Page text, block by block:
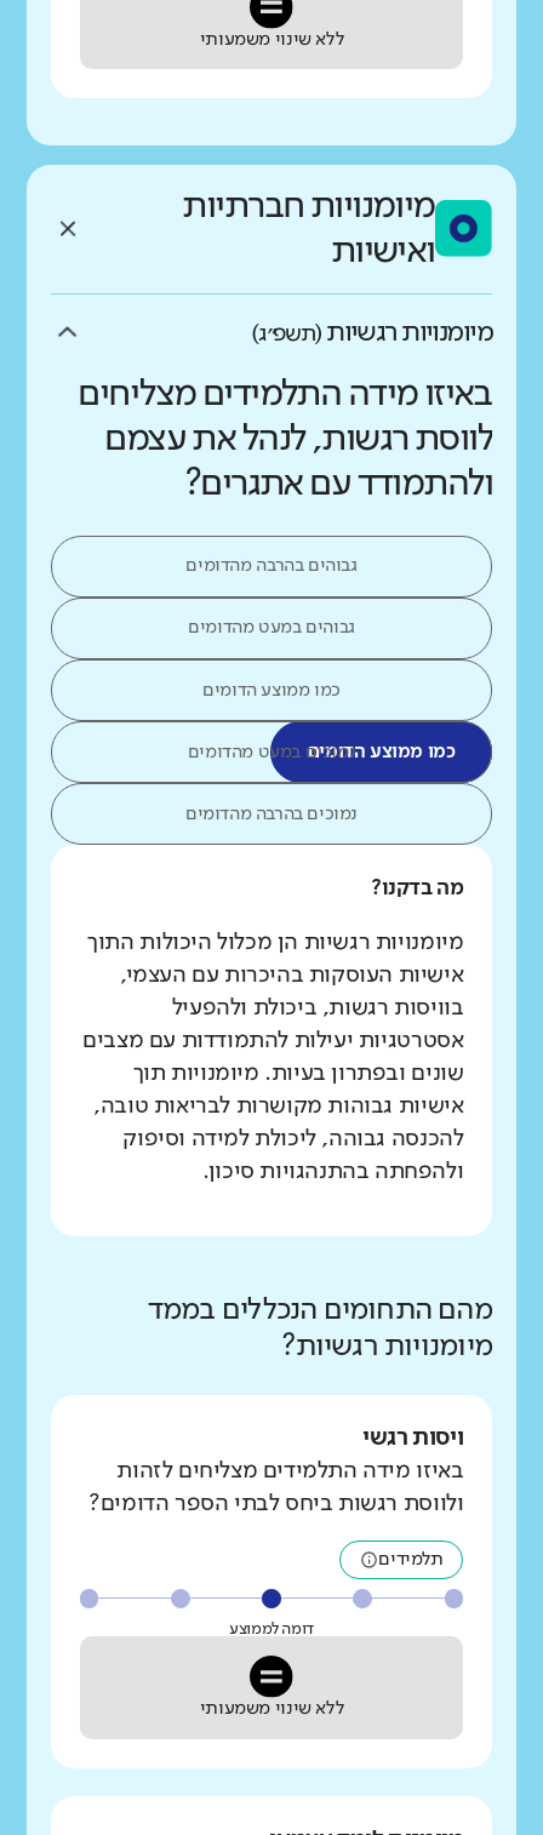
ללא שינוי משמעותי
מיומנויות חברתיות
ואישיות
מיומנויות רגשיות (תשפ״ג)
באיזו מידה התלמידים מצליחים
לווסת רגשות, לנהל את עצמם
ולהתמודד עם אתגרים?
גבוהים בהרבה מהדומים
גבוהים במעט מהדומים
כמו ממוצע הדומים
כמו ממוצע הדומיםנמוכים במעט מהדומים
נמוכים בהרבה מהדומים
מה בדקנו?
מיומנויות רגשיות הן מכלול היכולות התוך
אישיות העוסקות בהיכרות עם העצמי,
בוויסות רגשות, ביכולת ולהפעיל
אסטרטגיות יעילות להתמודדות עם מצבים
שונים ובפתרון בעיות. מיומנויות תוך
אישיות גבוהות מקושרות לבריאות טובה,
להכנסה גבוהה, ליכולת למידה וסיפוק
ולהפחתה בהתנהגויות סיכון.
מהם התחומים הנכללים בממד
מיומנויות רגשיות?
ויסות רגשי
באיזו מידה התלמידים מצליחים לזהות
ולווסת רגשות ביחס לבתי הספר הדומים?
תלמידים
דומה לממוצע
ללא שינוי משמעותי